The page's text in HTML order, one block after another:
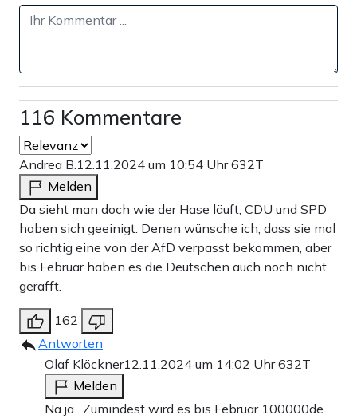
116 Kommentare
Andrea B.12.11.2024 um 10:54 Uhr632T
Melden
Da sieht man doch wie der Hase läuft, CDU und SPD
haben sich geeinigt. Denen wünsche ich, dass sie mal
so richtig eine von der AfD verpasst bekommen, aber
bis Februar haben es die Deutschen auch noch nicht
gerafft.
162
Antworten
Olaf Klöckner12.11.2024 um 14:02 Uhr632T
Melden
Na ja . Zumindest wird es bis Februar 100000de